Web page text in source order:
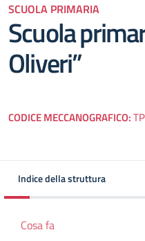
SCUOLA PRIMARIA
Scuola
Oliveri”
CODICE MECCANOGRAFICO:
Indice della struttura
Cosa fa